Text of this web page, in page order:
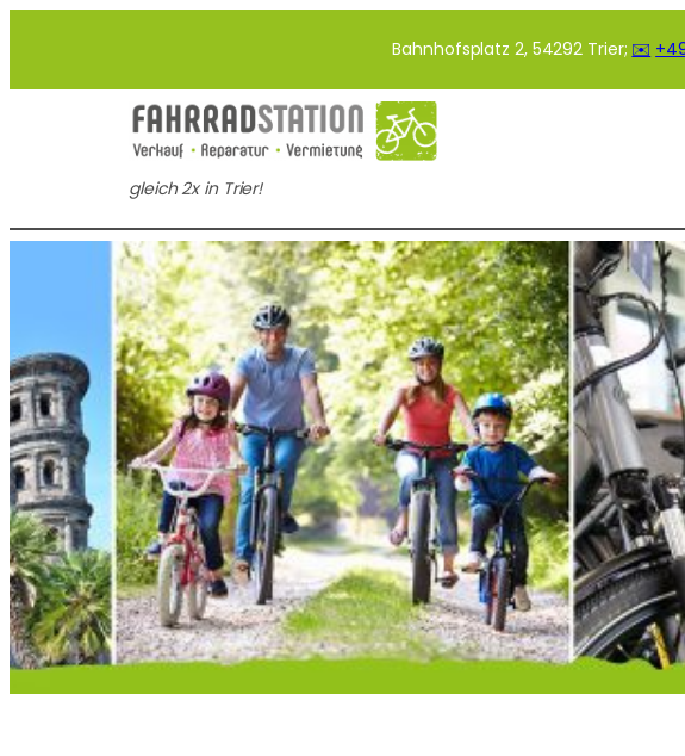
springen
Bahnhofsplatz 2, 54292 Trier; ✉️
gleich 2x in Trier!